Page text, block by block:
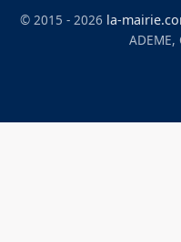
© 2015 - 2026 la-
ADEME,